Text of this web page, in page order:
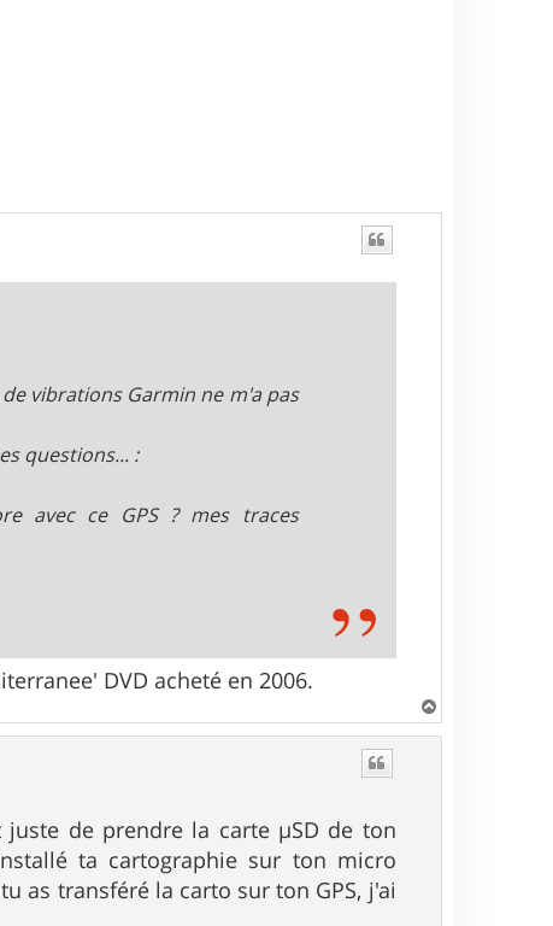
vibrations Garmin ne m'a pas
questions... :
avec ce GPS ? mes traces
DVD acheté en 2006.
a
de prendre la carte µSD de ton
ta cartographie sur ton micro
as transféré la carto sur ton GPS, j'ai